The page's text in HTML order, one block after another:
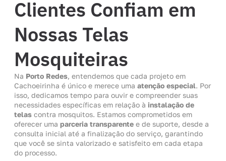
Clientes Confiam em
Nossas Telas
Mosquiteiras
Na Porto Redes, entendemos que cada projeto em
Cachoeirinha é único e merece uma atenção especial. Por
isso, dedicamos tempo para ouvir e compreender suas
necessidades específicas em relação à instalação de
telas contra mosquitos. Estamos comprometidos em
oferecer uma parceria transparente e de suporte, desde a
consulta inicial até a finalização do serviço, garantindo
que você se sinta valorizado e satisfeito em cada etapa
do processo.